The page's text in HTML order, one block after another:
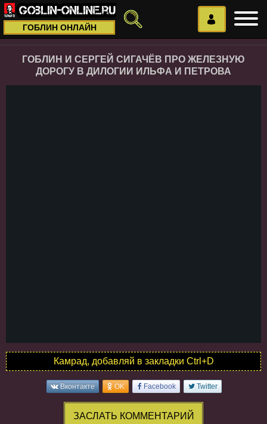
ГОБЛИН ОНЛАЙН
ГОБЛИН И СЕРГЕЙ СИГАЧЁВ ПРО ЖЕЛЕЗНУЮ
ДОРОГУ В ДИЛОГИИ ИЛЬФА И ПЕТРОВА
Камрад, добавляй в закладки Ctrl+D
Вконтакте OK Facebook Twitter
ЗАСЛАТЬ КОММЕНТАРИЙ